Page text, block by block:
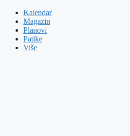
Kalendar
Magazin
Planovi
Patike
Više